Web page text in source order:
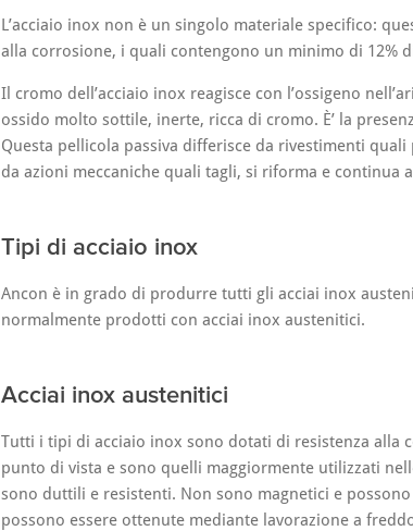
L’acciaio inox non è un singolo materiale specifico:
alla corrosione, i quali contengono un minimo di 12%
Il cromo dell’acciaio inox reagisce con l’ossigeno
ossido molto sottile, inerte, ricca di cromo. È’ la
Questa pellicola passiva differisce da rivestimenti
da azioni meccaniche quali tagli, si riforma e continua
Tipi di acciaio inox
Ancon è in grado di produrre tutti gli acciai inox
normalmente prodotti con acciai inox austenitici.
Acciai inox austenitici
Tutti i tipi di acciaio inox sono dotati di resistenza
punto di vista e sono quelli maggiormente utilizzati
sono duttili e resistenti. Non sono magnetici e
possono essere ottenute mediante lavorazione a